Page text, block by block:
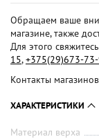
Обращаем ваше
магазине, также
Для этого
15,+375(29)673-
Контакты
ХАРАКТЕРИСТИКИ
Материал верха